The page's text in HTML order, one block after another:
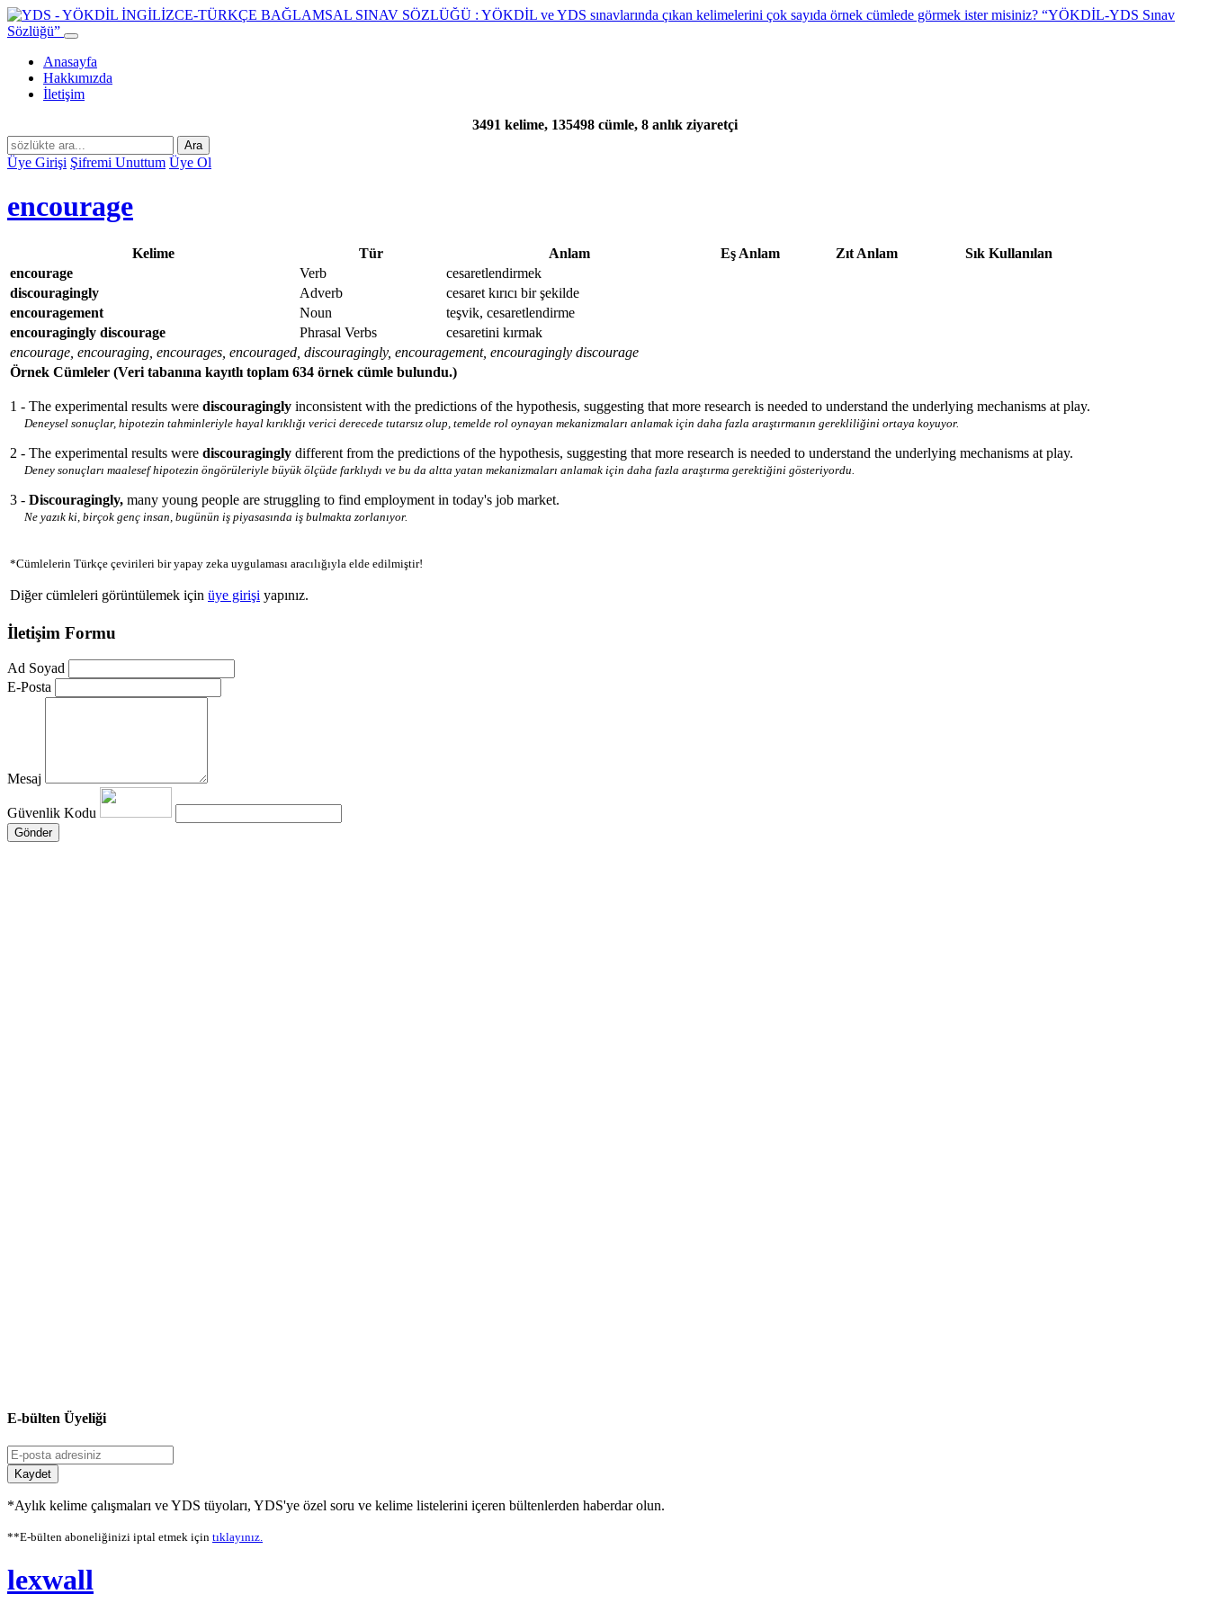
“YÖKDİL-YDS Sınav
Sözlüğü”
Anasayfa
Hakkımızda
İletişim
3491 kelime, 135498 cümle, 8 anlık ziyaretçi
Ara
Üye Girişi Şifremi Unuttum Üye Ol
encourage
Kelime Tür Anlam Eş Anlam Zıt Anlam
Sık Kullanılan
encourage
Verb
cesaretlendirmek
discouragingly
Adverb
cesaret kırıcı bir şekilde
encouragement
Noun
teşvik, cesaretlendirme
encouragingly discourage
Phrasal Verbs
cesaretini kırmak
encourage, encouraging, encourages, encouraged, discouragingly, encouragement, encouragingly discourage
Örnek Cümleler (Veri tabanına kayıtlı toplam 634 örnek cümle bulundu.)
1 - The experimental results were discouragingly inconsistent with the predictions of the hypothesis, suggesting that more research is needed to understand the underlying mechanisms at play.
Deneysel sonuçlar, hipotezin tahminleriyle hayal kırıklığı verici derecede tutarsız olup, temelde rol oynayan mekanizmaları anlamak için daha fazla araştırmanın gerekliliğini ortaya koyuyor.
2 - The experimental results were discouragingly different from the predictions of the hypothesis, suggesting that more research is needed to understand the underlying mechanisms at play.
Deney sonuçları maalesef hipotezin öngörüleriyle büyük ölçüde farklıydı ve bu da altta yatan mekanizmaları anlamak için daha fazla araştırma gerektiğini gösteriyordu.
3 - Discouragingly, many young people are struggling to find employment in today's job market.
Ne yazık ki, birçok genç insan, bugünün iş piyasasında iş bulmakta zorlanıyor.
*Cümlelerin Türkçe çevirileri bir yapay zeka uygulaması aracılığıyla elde edilmiştir!
Diğer cümleleri görüntülemek için üye girişi yapınız.
İletişim Formu
Ad Soyad
E-Posta
Mesaj
Güvenlik Kodu
Gönder
E-bülten Üyeliği
Kaydet
*Aylık kelime çalışmaları ve YDS tüyoları, YDS'ye özel soru ve kelime listelerini içeren bültenlerden haberdar olun.
**E-bülten aboneliğinizi iptal etmek için tıklayınız.
lexwall